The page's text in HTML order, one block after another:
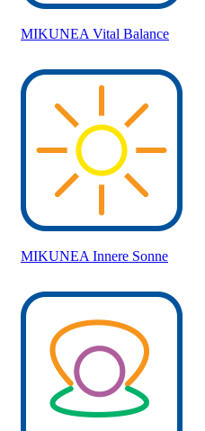
MIKUNEA Vital Balance
MIKUNEA Innere Sonne